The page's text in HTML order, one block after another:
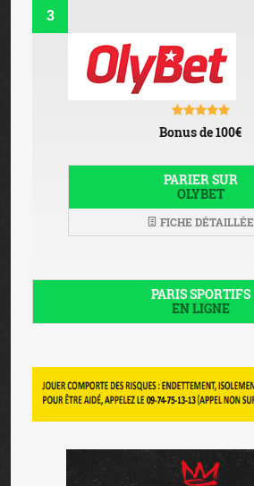
3
Bonus de 100€
PARIER SUR
OLYBET
FICHE DÉTAILLÉE
PARIS SPORTIFS
EN LIGNE